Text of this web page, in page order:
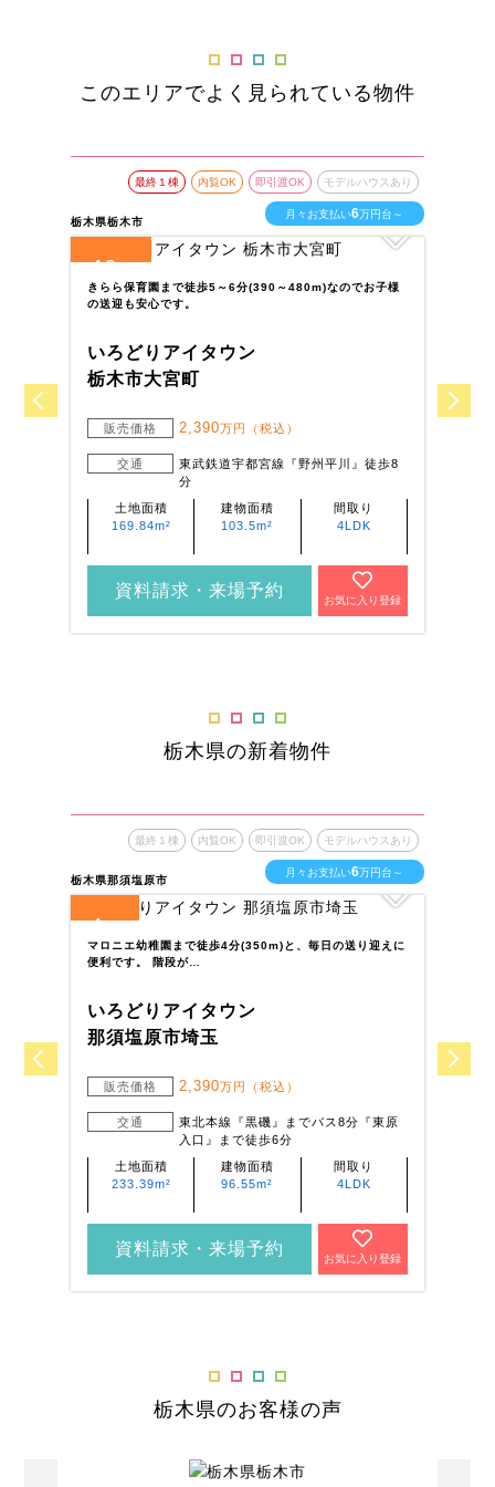
このエリアでよく見られている物件
栃木県栃木市
最終１棟 内覧OK 即引渡OK モデルハウスあり
月々お支払い6万円台～
13
きらら保育園まで徒歩5～6分(390～480m)なのでお子様
の送迎も安心です。
いろどりアイタウン
栃木市大宮町
販売価格 2,390万円（税込）
交通
東武鉄道宇都宮線『野州平川』徒歩8
分
土地面積
169.84m²
建物面積
103.5m²
間取り
4LDK
資料請求・来場予約
お気に入り登録
栃木県の新着物件
栃木県那須塩原市
最終１棟 内覧OK 即引渡OK モデルハウスあり
月々お支払い6万円台～
1
マロニエ幼稚園まで徒歩4分(350m)と、毎日の送り迎えに
便利です。 階段が…
いろどりアイタウン
那須塩原市埼玉
販売価格 2,390万円（税込）
交通
東北本線『黒磯』までバス8分『東原
入口』まで徒歩6分
土地面積
233.39m²
建物面積
96.55m²
間取り
4LDK
資料請求・来場予約
お気に入り登録
栃木県のお客様の声